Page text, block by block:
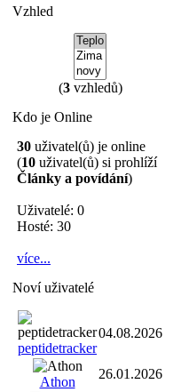
Vzhled
(3vzhledů)
Kdo je Online
30 uživatel(ů) je online
(10 uživatel(ů) si prohlíží
Články a povídání)
Uživatelé: 0
Hosté: 30
více...
Noví uživatelé
peptidetracker
04.08.2026
Athon
26.01.2026